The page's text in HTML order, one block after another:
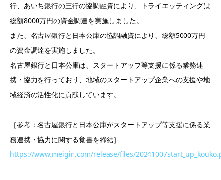
行、あいち銀行の三行の協調融資により、トライエッティングは
総額8000万円の資金調達を実施しました。
また、名古屋銀行と日本公庫の協調融資により、総額5000万円
の資金調達を実施しました。
名古屋銀行と日本公庫は、スタートアップ等支援に係る業務連
携・協力を行っており、地域のスタートアップ企業への支援や地
域経済の活性化に貢献しています。
［参考：名古屋銀行と日本公庫がスタートアップ等支援に係る業
務連携・協力に関する覚書を締結］
https://www.meigin.com/release/files/